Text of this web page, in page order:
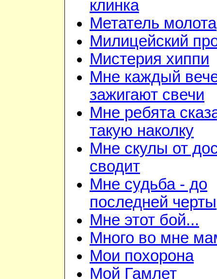
клинка
Метатель молота
Милицейский
Мистерия хиппи
Мне каждый
зажигают свечи
Мне ребята
такую наколку
Мне скулы от
сводит
Мне судьба - до
последней черты
Мне этот бой...
Много во мне
Мои похорона
Мой Гамлет